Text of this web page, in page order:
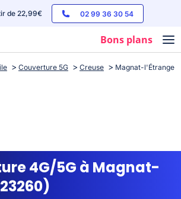
de 22,99€ 02 99 36 30 54
Bons plans
Couverture 5G Creuse Magnat-l'Étrange
4G/5G à Magnat-